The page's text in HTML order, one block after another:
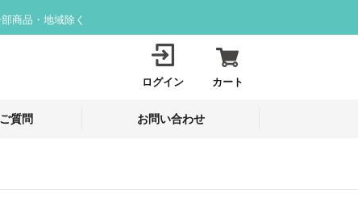
商品・地域除く
ログイン カート
質問 お問い合わせ